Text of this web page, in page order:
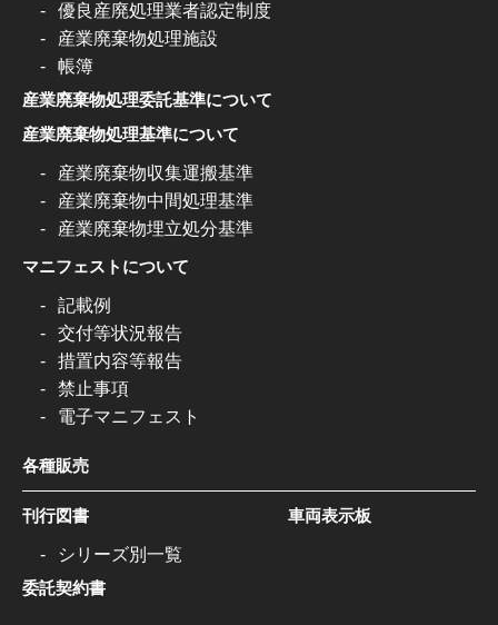
優良産廃処理業者認定制度
産業廃棄物処理施設
帳簿
産業廃棄物処理委託基準について
産業廃棄物処理基準について
産業廃棄物収集運搬基準
産業廃棄物中間処理基準
産業廃棄物埋立処分基準
マニフェストについて
記載例
交付等状況報告
措置内容等報告
禁止事項
電子マニフェスト
各種販売
刊行図書
シリーズ別一覧
委託契約書
車両表示板